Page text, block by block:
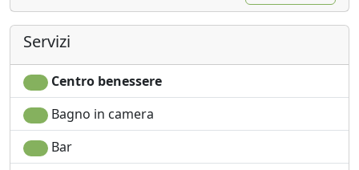
Servizi
Centro benessere
Bagno in camera
Bar